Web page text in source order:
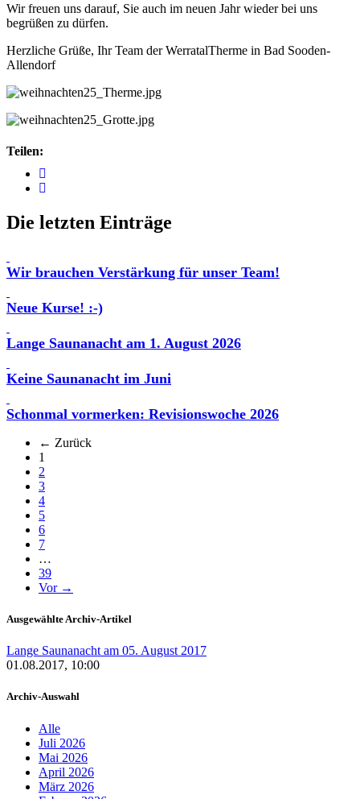
Wir freuen uns darauf, Sie auch im neuen Jahr wieder bei uns
begrüßen zu dürfen.
Herzliche Grüße, Ihr Team der WerratalTherme in Bad Sooden-
Allendorf
Teilen:
Die letzten Einträge
Wir brauchen Verstärkung für unser Team!
Neue Kurse! :-)
Lange Saunanacht am 1. August 2026
Keine Saunanacht im Juni
Schonmal vormerken: Revisionswoche 2026
← Zurück
1
2
3
4
5
6
7
…
39
Vor →
Ausgewählte Archiv-Artikel
Lange Saunanacht am 05. August 2017
01.08.2017, 10:00
Archiv-Auswahl
Alle
Juli 2026
Mai 2026
April 2026
März 2026